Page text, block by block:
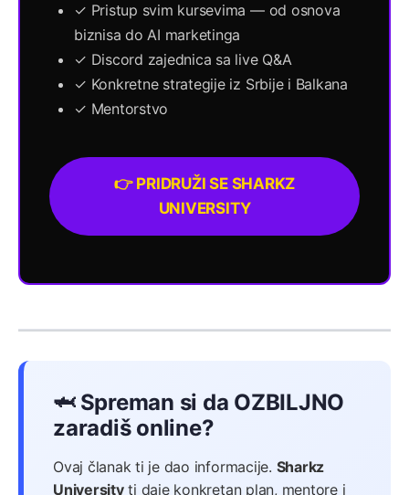
✓ Pristup svim kursevima — od osnova
biznisa do AI marketinga
✓ Discord zajednica sa live Q&A
✓ Konkretne strategije iz Srbije i Balkana
✓ Mentorstvo
👉 PRIDRUŽI SE SHARKZ
UNIVERSITY
🦈 Spreman si da OZBILJNO
zaradiš online?
Ovaj članak ti je dao informacije. Sharkz
Universityti daje konkretan plan, mentore i